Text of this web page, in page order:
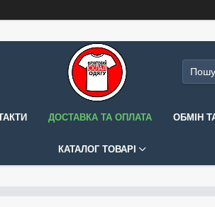
ДОСТАВКА ТА ОПЛАТА ОБМІН
КАТАЛОГ ТОВАРІ